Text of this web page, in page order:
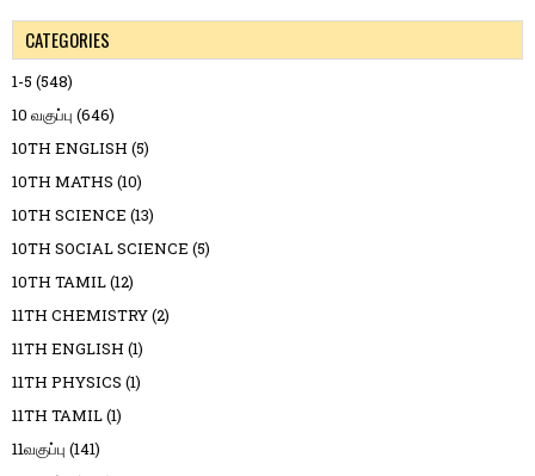
CATEGORIES
1-5 (548)
10 வகுப்பு (646)
10TH ENGLISH (5)
10TH MATHS (10)
10TH SCIENCE (13)
10TH SOCIAL SCIENCE (5)
10TH TAMIL(12)
11TH CHEMISTRY(2)
11TH ENGLISH (1)
11TH PHYSICS (1)
11TH TAMIL(1)
11வகுப்பு (141)